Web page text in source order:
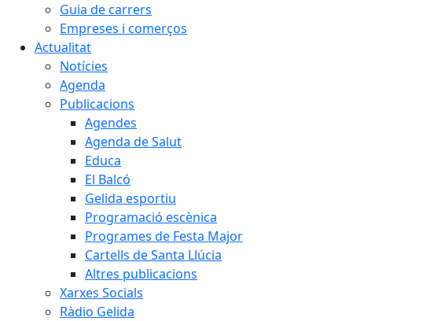
Guia de carrers
Empreses i comerços
Actualitat
Notícies
Agenda
Publicacions
Agendes
Agenda de Salut
Educa
El Balcó
Gelida esportiu
Programació escènica
Programes de Festa Major
Cartells de Santa Llúcia
Altres publicacions
Xarxes Socials
Ràdio Gelida